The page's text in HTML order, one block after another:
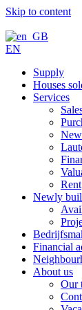
Skip to content
EN
Supply
Houses
Services
Rent
Newly
Financial
About us
Our